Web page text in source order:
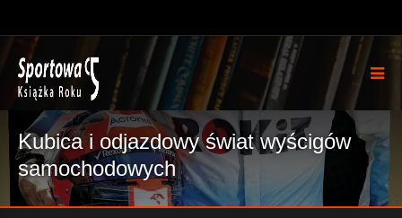
Kubica i odjazdowy świat wyścigów
samochodowych